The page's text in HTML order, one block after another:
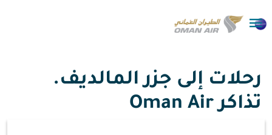

رحلات إلى جزر المالديف.
تذاكر Oman Air